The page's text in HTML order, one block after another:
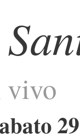
vivo